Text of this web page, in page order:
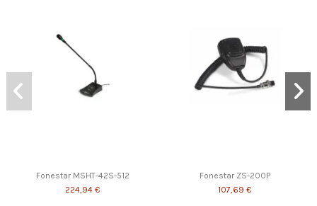
Fonestar MSHT-42S-512
224,94 €
Fonestar ZS-200P
107,69 €